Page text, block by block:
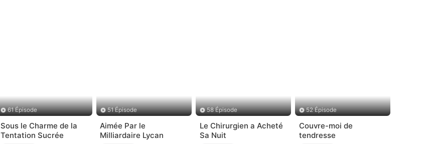
61 Épisode
Sous le Charme de la
Tentation Sucrée
51 Épisode
Aimée Par le
Milliardaire Lycan
58 Épisode
Le Chirurgien a Acheté
Sa Nuit
52 Épisode
Couvre-moi de
tendresse